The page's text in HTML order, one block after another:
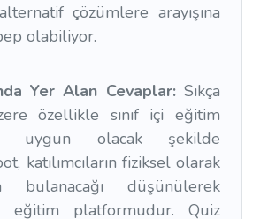
çözümlere arayışına
olabiliyor.
Yer Alan Cevaplar:Sıkça
özellikle sınıf içi eğitim
uygun olacak şekilde
katılımcıların fiziksel olarak
bulanacağı düşünülerek
eğitim platformudur. Quiz